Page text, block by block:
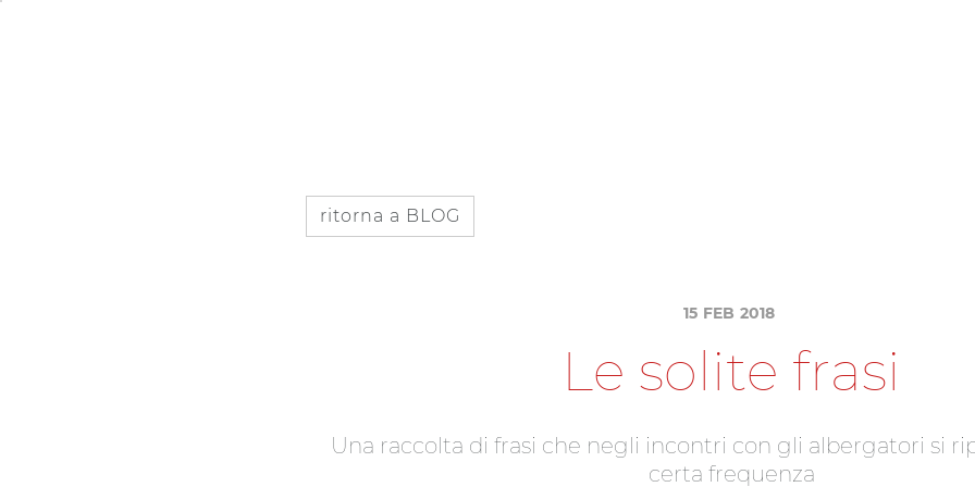
ritorna a BLOG
15 FEB 2018
Le solite frasi
Una raccolta di frasi che negli incontri con gli albergatori si ri
certa frequenza